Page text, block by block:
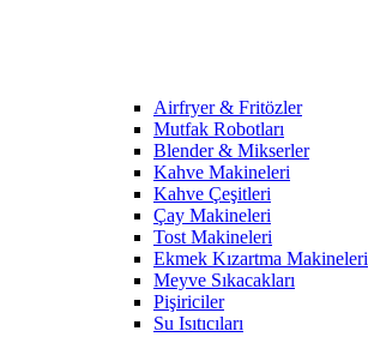
Airfryer & Fritözler
Mutfak Robotları
Blender & Mikserler
Kahve Makineleri
Kahve Çeşitleri
Çay Makineleri
Tost Makineleri
Ekmek Kızartma Makineleri
Meyve Sıkacakları
Pişiriciler
Su Isıtıcıları